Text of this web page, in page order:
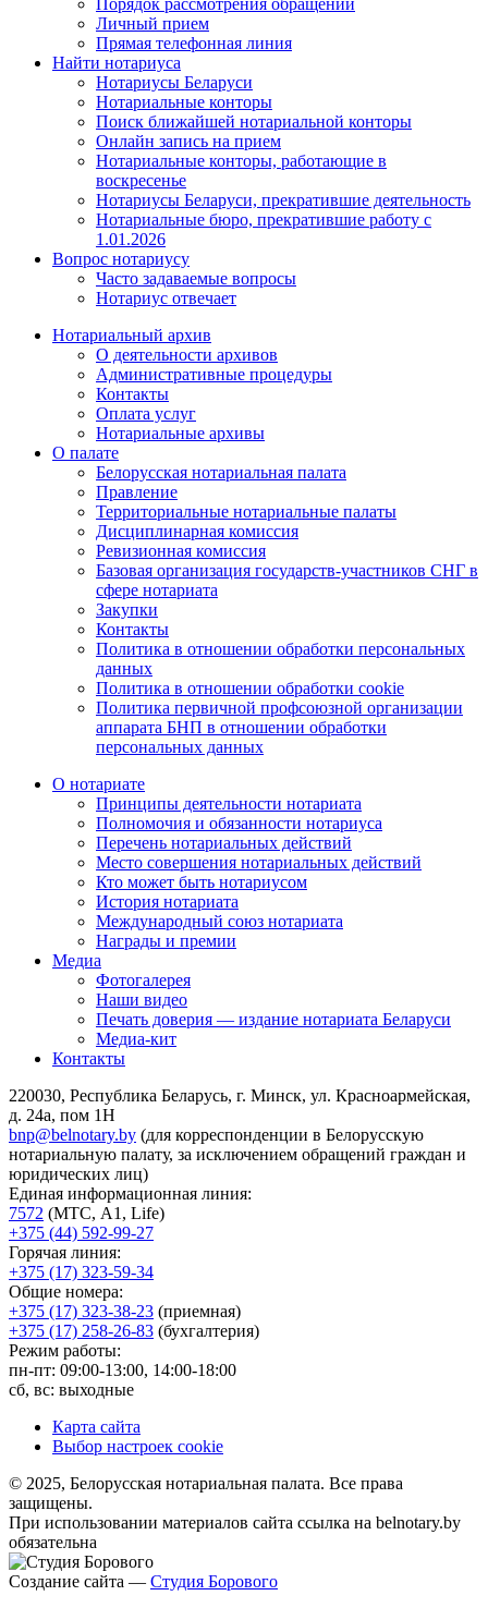
Порядок рассмотрения обращений
Личный прием
Прямая телефонная линия
Найти нотариуса
Нотариусы Беларуси
Нотариальные конторы
Поиск ближайшей нотариальной конторы
Онлайн запись на прием
Нотариальные конторы, работающие в
воскресенье
Нотариусы Беларуси, прекратившие деятельность
Нотариальные бюро, прекратившие работу с
1.01.2026
Вопрос нотариусу
Часто задаваемые вопросы
Нотариус отвечает
Нотариальный архив
О деятельности архивов
Административные процедуры
Контакты
Оплата услуг
Нотариальные архивы
О палате
Белорусская нотариальная палата
Правление
Территориальные нотариальные палаты
Дисциплинарная комиссия
Ревизионная комиссия
Базовая организация государств-участников СНГ в
сфере нотариата
Закупки
Контакты
Политика в отношении обработки персональных
данных
Политика в отношении обработки cookie
Политика первичной профсоюзной организации
аппарата БНП в отношении обработки
персональных данных
О нотариате
Принципы деятельности нотариата
Полномочия и обязанности нотариуса
Перечень нотариальных действий
Место совершения нотариальных действий
Кто может быть нотариусом
История нотариата
Международный союз нотариата
Награды и премии
Медиа
Фотогалерея
Наши видео
Печать доверия — издание нотариата Беларуси
Медиа-кит
Контакты
220030, Республика Беларусь, г. Минск, ул. Красноармейская,
д. 24а, пом 1Н
bnp@belnotary.by (для корреспонденции в Белорусскую
нотариальную палату, за исключением обращений граждан и
юридических лиц)
Единая информационная линия:
7572 (МТС, A1, Life)
+375 (44) 592-99-27
Горячая линия:
+375 (17) 323-59-34
Общие номера:
+375 (17) 323-38-23 (приемная)
+375 (17) 258-26-83 (бухгалтерия)
Режим работы:
пн-пт: 09:00-13:00, 14:00-18:00
сб, вс: выходные
Карта сайта
Выбор настроек cookie
© 2025, Белорусская нотариальная палата. Все права
защищены.
При использовании материалов сайта ссылка на belnotary.by
обязательна
Создание сайта — Студия Борового